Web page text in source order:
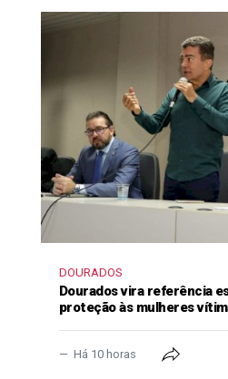
DOURADOS
Dourados vira referência
proteção às mulheres
Há 10 horas